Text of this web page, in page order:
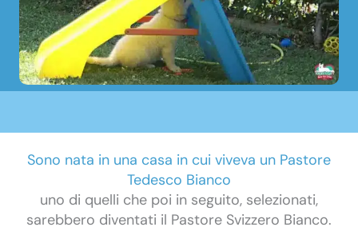
Sono nata in una casa in cui viveva un Pastore
Tedesco Bianco
uno di quelli che poi in seguito, selezionati,
sarebbero diventati il Pastore Svizzero Bianco.